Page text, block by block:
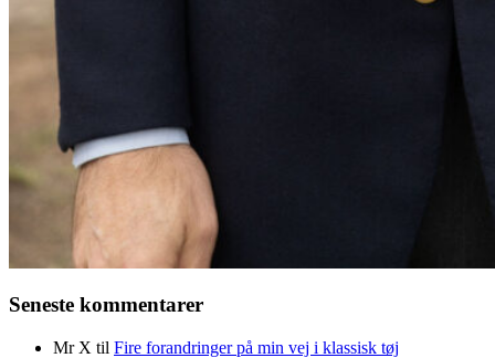
Seneste kommentarer
Mr X til Fire forandringer på min vej i klassisk tøj